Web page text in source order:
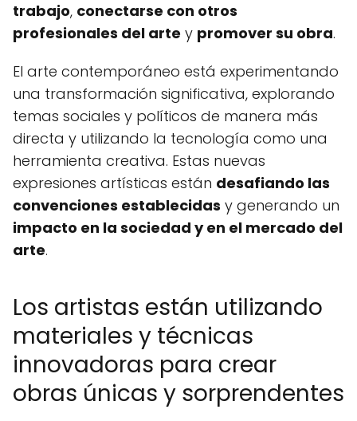
trabajo, conectarse con otros
profesionales del arte y promover su obra.
El arte contemporáneo está experimentando
una transformación significativa, explorando
temas sociales y políticos de manera más
directa y utilizando la tecnología como una
herramienta creativa. Estas nuevas
expresiones artísticas están desafiando las
convenciones establecidas y generando un
impacto en la sociedad y en el mercado del
arte.
Los artistas están utilizando
materiales y técnicas
innovadoras para crear
obras únicas y sorprendentes